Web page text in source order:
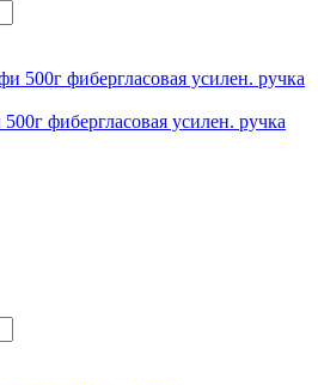
фибергласовая усилен. ручка